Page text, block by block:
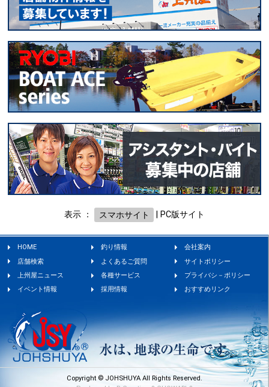
表示 ： スマホサイト PC版サイト
HOME 釣り情報
会社案内
店舗検索
よくあるご質問
サイトポリシー
上州屋ニュース
各種サービス
プライバシ－ポリシー
イベント情報
採用情報 おすすめリンク
Copyright © JOHSHUYA All Rights Reserved.